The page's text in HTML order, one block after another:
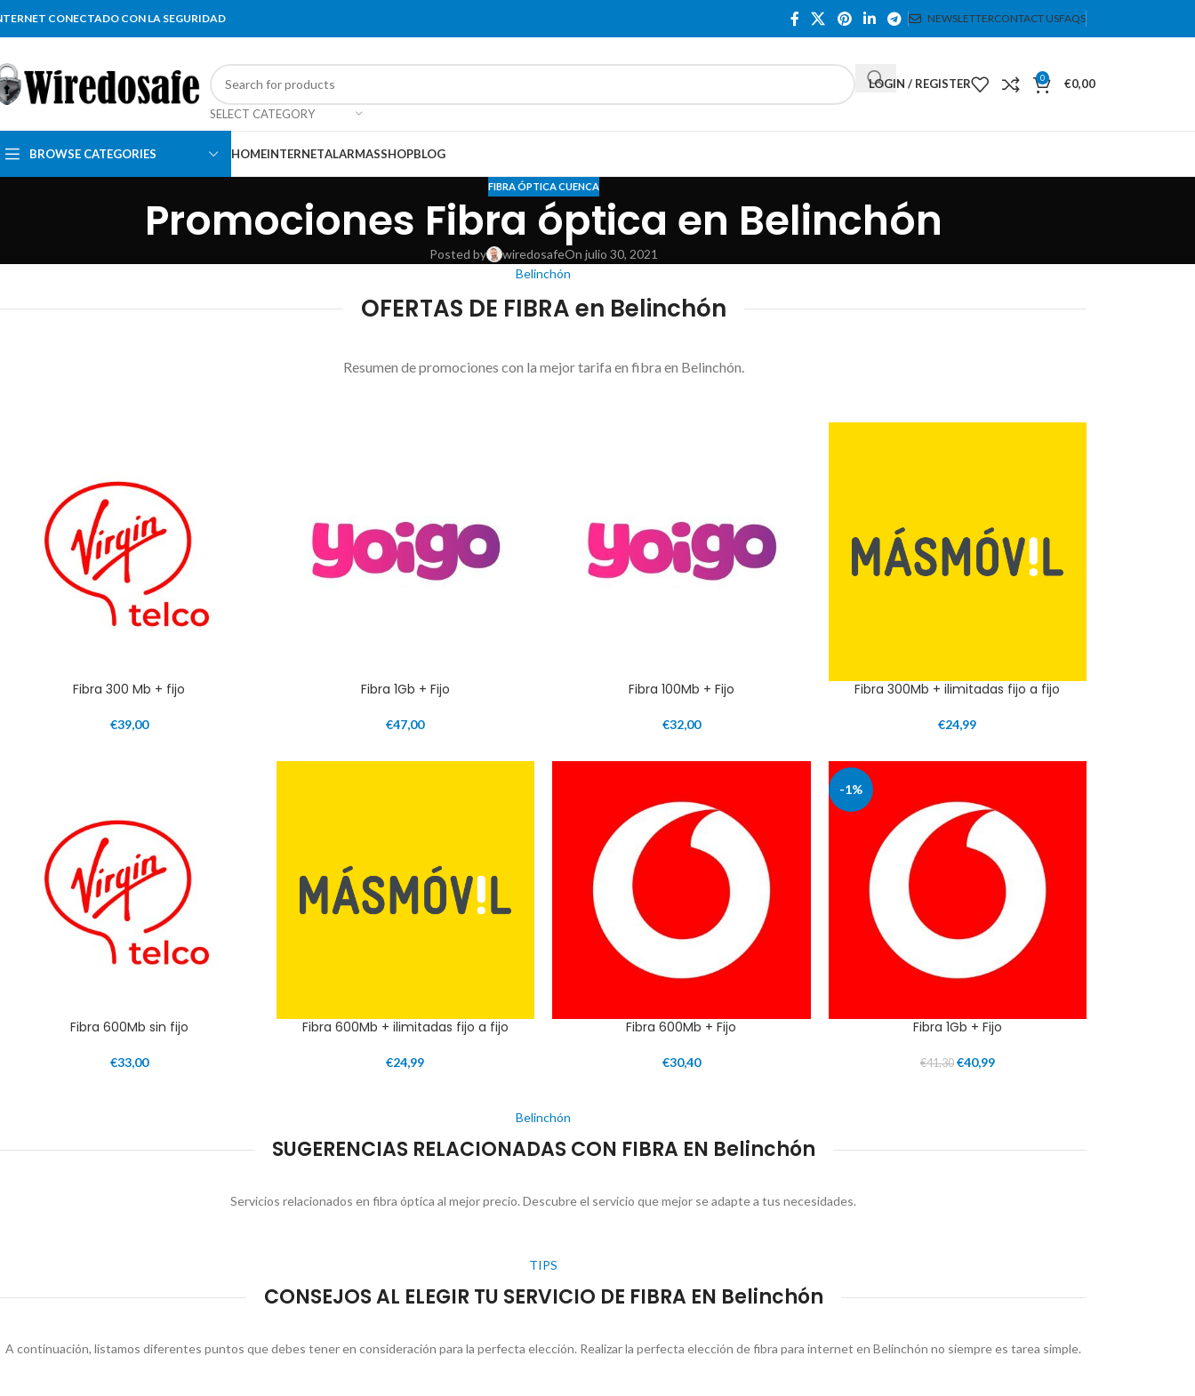
CONECTADO CON LA SEGURIDAD NEWSLETTERCONTACT USFAQS
SELECT CATEGORY
LOGIN / REGISTER 0 €0,00
BROWSE CATEGORIES HOMEINTERNETALARMASSHOPBLOG
FIBRA ÓPTICA CUENCA
Promociones Fibra óptica en Belinchón
Posted by wiredosafeOn julio 30, 2021
Belinchón
OFERTAS DE FIBRA en Belinchón
Resumen de promociones con la mejor tarifa en fibra en Belinchón.
Fibra 300 Mb + fijo
€39,00
Fibra 1Gb + Fijo
€47,00
Fibra 100Mb + Fijo
€32,00
Fibra 300Mb + ilimitadas fijo a fijo
€24,99
Fibra 600Mb sin fijo
€33,00
Fibra 600Mb + ilimitadas fijo a fijo
€24,99
Fibra 600Mb + Fijo
€30,40
-1%
Fibra 1Gb + Fijo
€41,30 €40,99
Belinchón
SUGERENCIAS RELACIONADAS CON FIBRA EN Belinchón
Servicios relacionados en fibra óptica al mejor precio. Descubre el servicio que mejor se adapte a tus necesidades.
TIPS
CONSEJOS AL ELEGIR TU SERVICIO DE FIBRA EN Belinchón
A continuación, listamos diferentes puntos que debes tener en consideración para la perfecta elección. Realizar la perfecta elección de fibra para internet en Belinchón no siempre es tarea simple.